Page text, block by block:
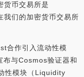
币交易所是
们的加密货币交易所
合作引入流动性模
与Cosmos验证器和
性模块（Liquidity